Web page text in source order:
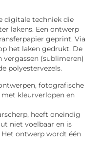
digitale techniek die
lakens. Een ontwerp
geprint. Via
het laken gedrukt. De
(sublimeren)
polyestervezels.
fotografische
met kleurverlopen en
heeft oneindig
niet voelbaar en is
ontwerp wordt één